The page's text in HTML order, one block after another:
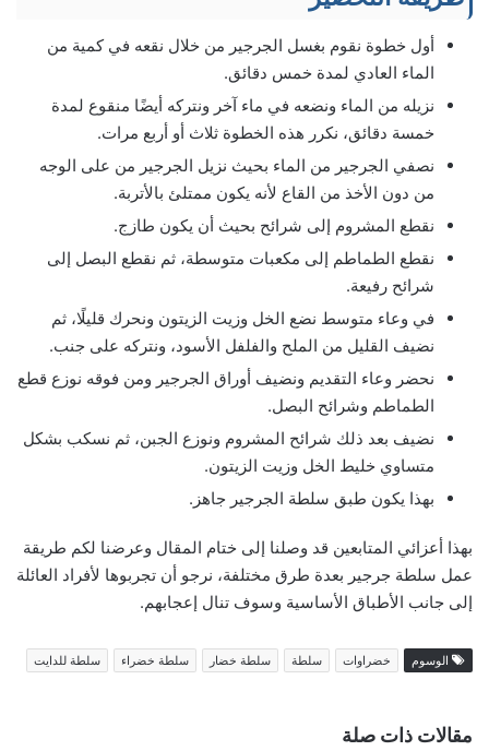
أول خطوة نقوم بغسل الجرجير من خلال نقعه في كمية من
الماء العادي لمدة خمس دقائق.
نزيله من الماء ونضعه في ماء آخر ونتركه أيضًا منقوع لمدة
خمسة دقائق، نكرر هذه الخطوة ثلاث أو أربع مرات.
نصفي الجرجير من الماء بحيث نزيل الجرجير من على الوجه
من دون الأخذ من القاع لأنه يكون ممتلئ بالأتربة.
نقطع المشروم إلى شرائح بحيث أن يكون طازج.
نقطع الطماطم إلى مكعبات متوسطة، ثم نقطع البصل إلى
شرائح رفيعة.
في وعاء متوسط نضع الخل وزيت الزيتون ونحرك قليلًا، ثم
نضيف القليل من الملح والفلفل الأسود، ونتركه على جنب.
نحضر وعاء التقديم ونضيف أوراق الجرجير ومن فوقه نوزع قطع
الطماطم وشرائح البصل.
نضيف بعد ذلك شرائح المشروم ونوزع الجبن، ثم نسكب بشكل
متساوي خليط الخل وزيت الزيتون.
بهذا يكون طبق سلطة الجرجير جاهز.
بهذا أعزائي المتابعين قد وصلنا إلى ختام المقال وعرضنا لكم طريقة
عمل سلطة جرجير بعدة طرق مختلفة، نرجو أن تجربوها لأفراد العائلة
إلى جانب الأطباق الأساسية وسوف تنال إعجابهم.
الوسوم خضراوات سلطة سلطة خضار سلطة خضراء سلطة للدايت
مقالات ذات صلة